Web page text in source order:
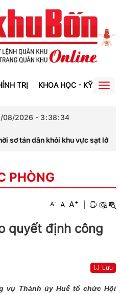
TRỊ KHOA HỌC - KỸ THUẬT
08/2026 - 3:38:35
dân khỏi khu vực sạt lở
PHÒNG
A- A A+
quyết định công
Lưu
vụ Thành ủy Huế tổ chức Hội